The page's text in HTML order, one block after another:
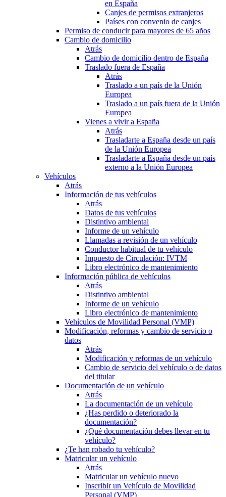
en España
Canjes de permisos extranjeros
Países con convenio de canjes
Permiso de conducir para mayores de 65 años
Cambio de domicilio
Atrás
Cambio de domicilio dentro de España
Traslado fuera de España
Atrás
Traslado a un país de la Unión
Europea
Traslado a un país fuera de la Unión
Europea
Vienes a vivir a España
Atrás
Trasladarte a España desde un país
de la Unión Europea
Trasladarte a España desde un país
externo a la Unión Europea
Vehículos
Atrás
Información de tus vehículos
Atrás
Datos de tus vehículos
Distintivo ambiental
Informe de un vehículo
Llamadas a revisión de un vehículo
Conductor habitual de tu vehículo
Impuesto de Circulación: IVTM
Libro electrónico de mantenimiento
Información pública de vehículos
Atrás
Distintivo ambiental
Informe de un vehículo
Libro electrónico de mantenimiento
Vehículos de Movilidad Personal (VMP)
Modificación, reformas y cambio de servicio o
datos
Atrás
Modificación y reformas de un vehículo
Cambio de servicio del vehículo o de datos
del titular
Documentación de un vehículo
Atrás
La documentación de un vehículo
¿Has perdido o deteriorado la
documentación?
¿Qué documentación debes llevar en tu
vehículo?
¿Te han robado tu vehículo?
Matricular un vehículo
Atrás
Matricular un vehículo nuevo
Inscribir un Vehículo de Movilidad
Personal (VMP)